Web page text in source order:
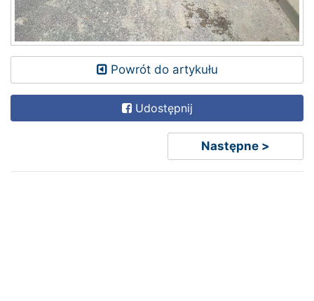
Powrót do artykułu
Udostępnij
Następne >